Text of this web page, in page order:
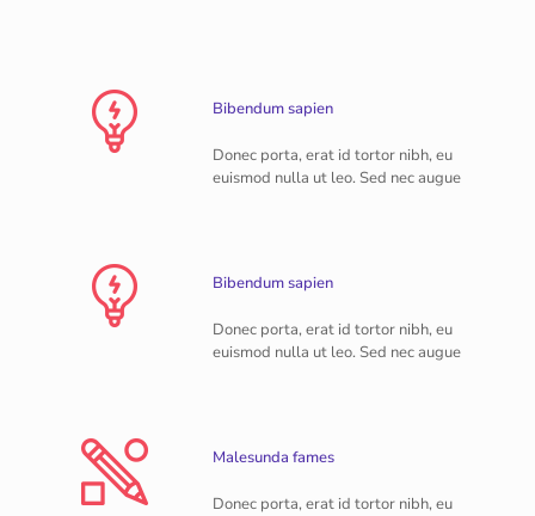
Bibendum sapien
Donec porta, erat id tortor nibh, eu
euismod nulla ut leo. Sed nec augue
Bibendum sapien
Donec porta, erat id tortor nibh, eu
euismod nulla ut leo. Sed nec augue
Malesunda fames
Donec porta, erat id tortor nibh, eu